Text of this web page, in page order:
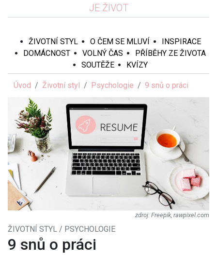
JE ŽIVOT
ŽIVOTNÍ STYL O ČEM SE MLUVÍ
INSPIRACE
DOMÁCNOST
VOLNÝ ČAS
PŘÍBĚHY ZE ŽIVOTA
SOUTĚŽE
KVÍZY
Úvod Životní styl Psychologie 9 snů o práci
Freepik, rawpixel.com
ŽIVOTNÍ STYL / PSYCHOLOGIE
9 snů o práci